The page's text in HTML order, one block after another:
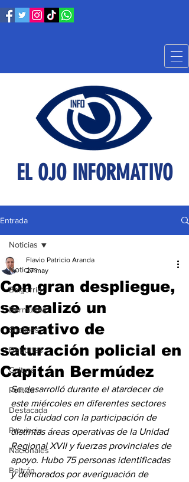
EL OJO INFORMATIVO
Entrada
Noticias
Baigorria
Bermúdez
Sociales
Deportes
Cultura
Política
Destacada
Provincia
Nacionales
Beltrán
Noticias
Con gran despliegue,
se realizó un
operativo de
saturación policial en
Capitán Bermúdez
Flavio Patricio Aranda
27 may
Se desarrolló durante el atardecer de
este miércoles en diferentes sectores
de la ciudad con la participación de
distintas áreas operativas de la Unidad
Regional XVII y fuerzas provinciales de
apoyo. Hubo 75 personas identificadas
y demorados por averiguación de